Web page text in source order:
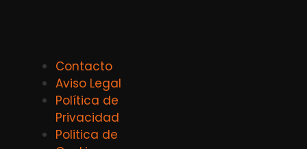
Contacto
Aviso Legal
Política de
Privacidad
Politica de